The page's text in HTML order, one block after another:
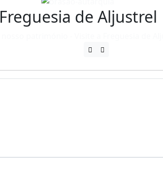
Freguesia de Aljustrel